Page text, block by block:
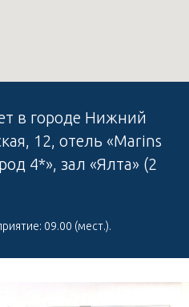
в городе Нижний
12, отель «Marins
4*», зал «Ялта» (2
09.00 (мест.).